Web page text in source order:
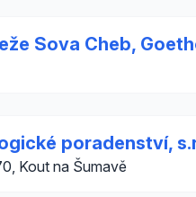
Sova Cheb,
poradenství,
Kout na Šumavě